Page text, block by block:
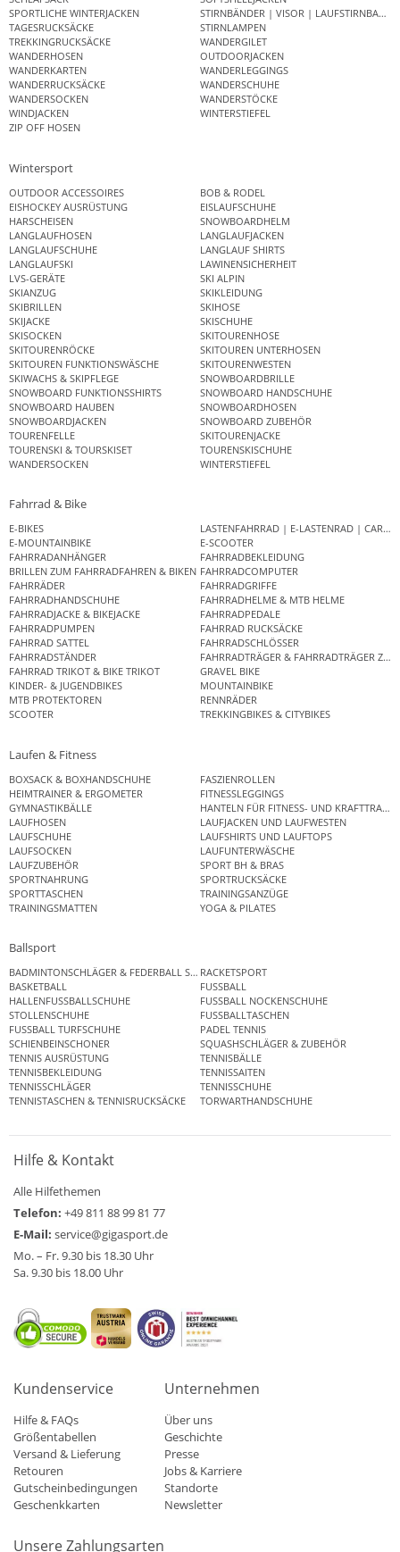
SPORTLICHE WINTERJACKEN
STIRNBÄNDER | VISOR | LAUFSTIRNBAND
TAGESRUCKSÄCKE
STIRNLAMPEN
TREKKINGRUCKSÄCKE
WANDERGILET
WANDERHOSEN
OUTDOORJACKEN
WANDERKARTEN
WANDERLEGGINGS
WANDERRUCKSÄCKE
WANDERSCHUHE
WANDERSOCKEN
WANDERSTÖCKE
WINDJACKEN
WINTERSTIEFEL
ZIP OFF HOSEN
Wintersport
OUTDOOR ACCESSOIRES
BOB & RODEL
EISHOCKEY AUSRÜSTUNG
EISLAUFSCHUHE
HARSCHEISEN
SNOWBOARDHELM
LANGLAUFHOSEN
LANGLAUFJACKEN
LANGLAUFSCHUHE
LANGLAUF SHIRTS
LANGLAUFSKI
LAWINENSICHERHEIT
LVS-GERÄTE
SKI ALPIN
SKIANZUG
SKIKLEIDUNG
SKIBRILLEN
SKIHOSE
SKIJACKE
SKISCHUHE
SKISOCKEN
SKITOURENHOSE
SKITOURENRÖCKE
SKITOUREN UNTERHOSEN
SKITOUREN FUNKTIONSWÄSCHE
SKITOURENWESTEN
SKIWACHS & SKIPFLEGE
SNOWBOARDBRILLE
SNOWBOARD FUNKTIONSSHIRTS
SNOWBOARD HANDSCHUHE
SNOWBOARD HAUBEN
SNOWBOARDHOSEN
SNOWBOARDJACKEN
SNOWBOARD ZUBEHÖR
TOURENFELLE
SKITOURENJACKE
TOURENSKI & TOURSKISET
TOURENSKISCHUHE
WANDERSOCKEN
WINTERSTIEFEL
Fahrrad & Bike
E-BIKES
LASTENFAHRRAD | E-LASTENRAD |
E-MOUNTAINBIKE
E-SCOOTER
FAHRRADANHÄNGER
FAHRRADBEKLEIDUNG
BRILLEN ZUM FAHRRADFAHREN & BIKEN FAHRRADCOMPUTER
FAHRRÄDER
FAHRRADGRIFFE
FAHRRADHANDSCHUHE
FAHRRADHELME & MTB HELME
FAHRRADJACKE & BIKEJACKE
FAHRRADPEDALE
FAHRRADPUMPEN
FAHRRAD RUCKSÄCKE
FAHRRAD SATTEL
FAHRRADSCHLÖSSER
FAHRRADSTÄNDER
FAHRRADTRÄGER & FAHRRADTRÄGER
FAHRRAD TRIKOT & BIKE TRIKOT
GRAVEL BIKE
KINDER- & JUGENDBIKES
MOUNTAINBIKE
MTB PROTEKTOREN
RENNRÄDER
SCOOTER
TREKKINGBIKES & CITYBIKES
Laufen & Fitness
BOXSACK & BOXHANDSCHUHE
FASZIENROLLEN
HEIMTRAINER & ERGOMETER
FITNESSLEGGINGS
GYMNASTIKBÄLLE
HANTELN FÜR FITNESS- UND
LAUFHOSEN
LAUFJACKEN UND LAUFWESTEN
LAUFSCHUHE
LAUFSHIRTS UND LAUFTOPS
LAUFSOCKEN
LAUFUNTERWÄSCHE
LAUFZUBEHÖR
SPORT BH & BRAS
SPORTNAHRUNG
SPORTRUCKSÄCKE
SPORTTASCHEN
TRAININGSANZÜGE
TRAININGSMATTEN
YOGA & PILATES
Ballsport
BADMINTONSCHLÄGER & FEDERBALL SETSRACKETSPORT
BASKETBALL
FUSSBALL
HALLENFUSSBALLSCHUHE
FUSSBALL NOCKENSCHUHE
STOLLENSCHUHE
FUSSBALLTASCHEN
FUSSBALL TURFSCHUHE
PADEL TENNIS
SCHIENBEINSCHONER
SQUASHSCHLÄGER & ZUBEHÖR
TENNIS AUSRÜSTUNG
TENNISBÄLLE
TENNISBEKLEIDUNG
TENNISSAITEN
TENNISSCHLÄGER
TENNISSCHUHE
TENNISTASCHEN & TENNISRUCKSÄCKE
TORWARTHANDSCHUHE
Hilfe & Kontakt
Alle Hilfethemen
Telefon: +49 811 88 99 81 77
E-Mail: service@gigasport.de
Mo. – Fr. 9.30 bis 18.30 Uhr
Sa. 9.30 bis 18.00 Uhr
Kundenservice
Hilfe & FAQs
Größentabellen
Versand & Lieferung
Retouren
Gutscheinbedingungen
Geschenkkarten
Unternehmen
Über uns
Geschichte
Presse
Jobs & Karriere
Standorte
Newsletter
Unsere Zahlungsarten